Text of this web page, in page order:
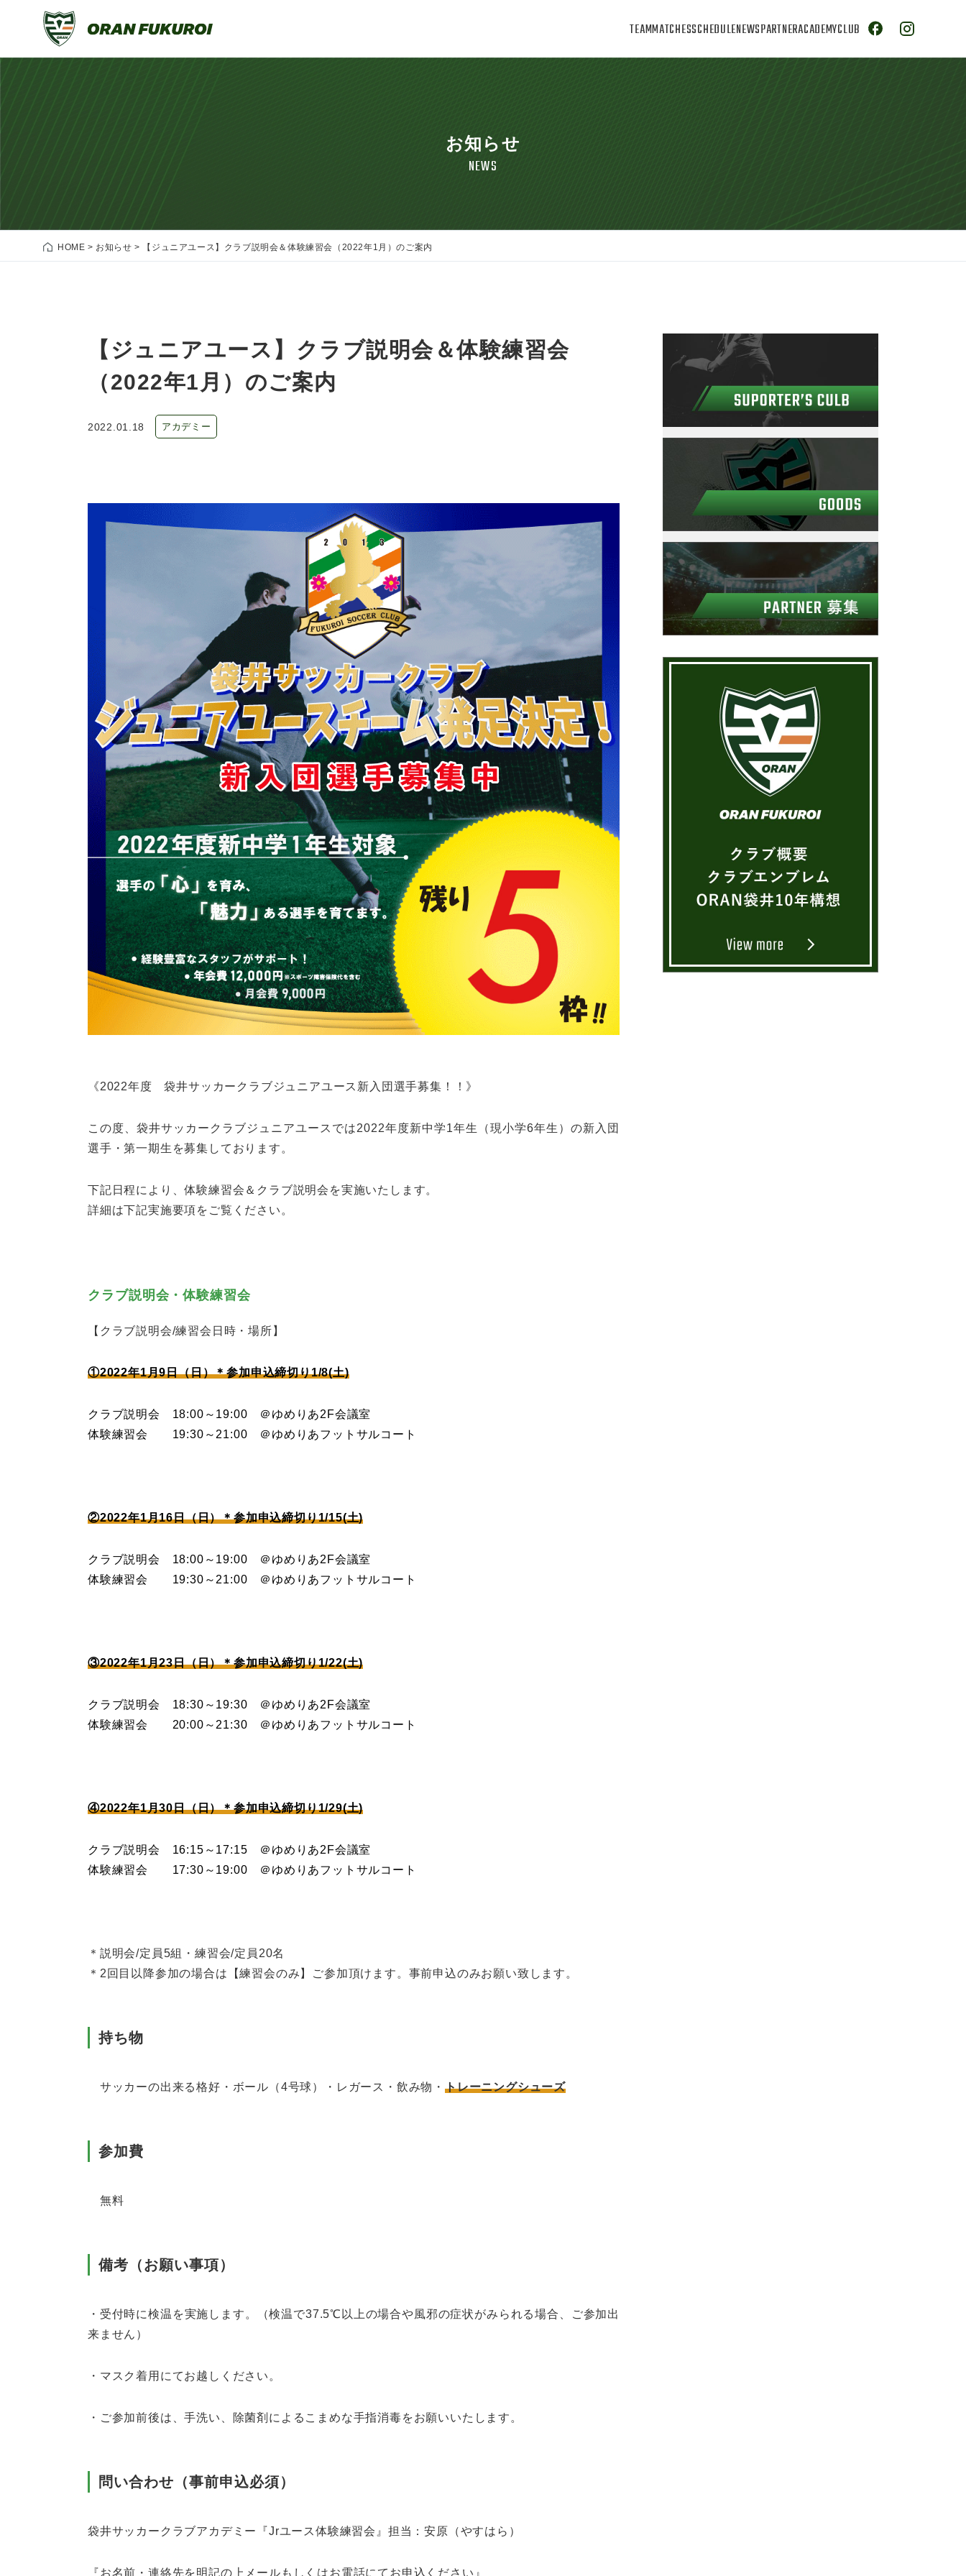
TEAMMATCHESSCHEDULENEWSPARTNERACADEMYCLUB
お知らせ
NEWS
HOME > お知らせ > 【ジュニアユース】クラブ説明会＆体験練習会（2022年1月）のご案内
【ジュニアユース】クラブ説明会＆体験練習会
（2022年1月）のご案内
2022.01.18 アカデミー
《2022年度 袋井サッカークラブジュニアユース新入団選手募集！！》
この度、袋井サッカークラブジュニアユースでは2022年度新中学1年生（現小学6年生）の新入団
選手・第一期生を募集しております。
下記日程により、体験練習会＆クラブ説明会を実施いたします。
詳細は下記実施要項をご覧ください。
クラブ説明会・体験練習会
【クラブ説明会/練習会日時・場所】
①2022年1月9日（日）＊参加申込締切り1/8(土)
クラブ説明会 18:00～19:00 ＠ゆめりあ2F会議室
体験練習会 19:30～21:00 ＠ゆめりあフットサルコート
②2022年1月16日（日）＊参加申込締切り1/15(土)
クラブ説明会 18:00～19:00 ＠ゆめりあ2F会議室
体験練習会 19:30～21:00 ＠ゆめりあフットサルコート
③2022年1月23日（日）＊参加申込締切り1/22(土)
クラブ説明会 18:30～19:30 ＠ゆめりあ2F会議室
体験練習会 20:00～21:30 ＠ゆめりあフットサルコート
④2022年1月30日（日）＊参加申込締切り1/29(土)
クラブ説明会 16:15～17:15 ＠ゆめりあ2F会議室
体験練習会 17:30～19:00 ＠ゆめりあフットサルコート
＊説明会/定員5組・練習会/定員20名
＊2回目以降参加の場合は【練習会のみ】ご参加頂けます。事前申込のみお願い致します。
持ち物
サッカーの出来る格好・ボール（4号球）・レガース・飲み物・ トレーニングシューズ
参加費
無料
備考（お願い事項）
・受付時に検温を実施します。（検温で37.5℃以上の場合や風邪の症状がみられる場合、ご参加出
来ません）
・マスク着用にてお越しください。
・ご参加前後は、手洗い、除菌剤によるこまめな手指消毒をお願いいたします。
問い合わせ（事前申込必須）
袋井サッカークラブアカデミー『Jrユース体験練習会』担当：安原（やすはら）
『お名前・連絡先を明記の上メールもしくはお電話にてお申込ください』